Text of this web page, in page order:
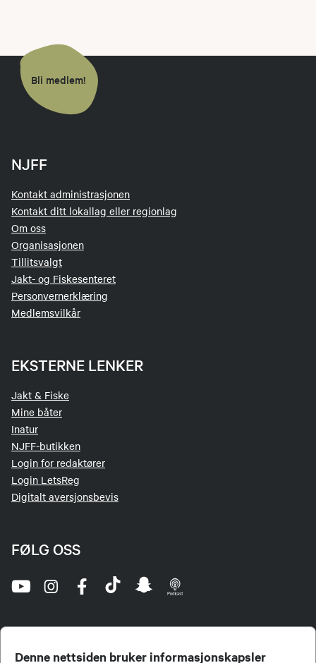
Denne nettsiden bruker informasjonskapsler
Bli medlem!
NJFF
Kontakt administrasjonen
Kontakt ditt lokallag eller regionlag
Om oss
Organisasjonen
Tillitsvalgt
Jakt- og Fiskesenteret
Personvernerklæring
Medlemsvilkår
EKSTERNE LENKER
Jakt & Fiske
Mine båter
Inatur
NJFF-butikken
Login for redaktører
Login LetsReg
Digitalt aversjonsbevis
FØLG OSS